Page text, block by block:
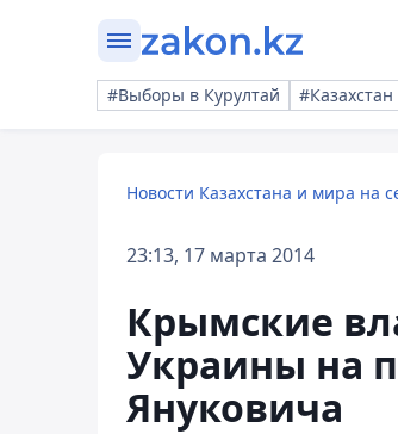
#Выборы в Курултай
Новости Казахстана и мира на
23:13, 17 марта 2014
Крымские
Украины на
Януковича